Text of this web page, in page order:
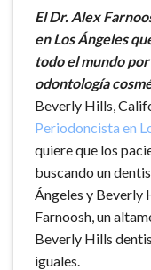
El Dr. Alex
en Los Ángeles
todo el mundo
odontología
Beverly Hills,
Periodoncista en
quiere que los
buscando un
Ángeles y Beverly
Farnoosh, un
Beverly Hills
iguales.